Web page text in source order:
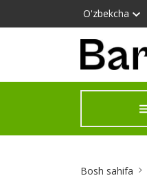
O'zbekcha
Bosh sahifa